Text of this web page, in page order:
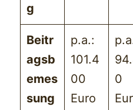
g
Beitr
agsb
emes
sung
p.a.:
101.4
00
Euro
0